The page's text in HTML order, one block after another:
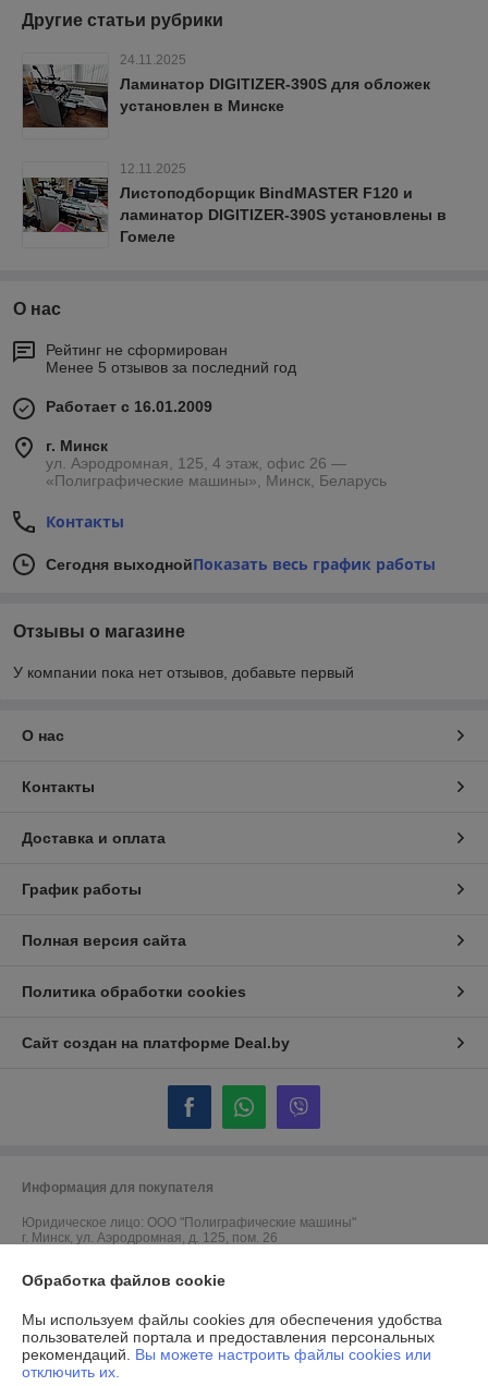
Другие статьи рубрики
24.11.2025
Ламинатор DIGITIZER-390S для обложек
установлен в Минске
12.11.2025
Листоподборщик BindMASTER F120 и
ламинатор DIGITIZER-390S установлены в
Гомеле
О нас
Рейтинг не сформирован
Менее 5 отзывов за последний год
Работает с 16.01.2009
г. Минск
ул. Аэродромная, 125, 4 этаж, офис 26 —
«Полиграфические машины», Минск, Беларусь
Контакты
Сегодня выходнойПоказать весь график работы
Отзывы о магазине
У компании пока нет отзывов, добавьте первый
О нас
Контакты
Доставка и оплата
График работы
Полная версия сайта
Политика обработки cookies
Сайт создан на платформе Deal.by
Информация для покупателя
Юридическое лицо: ООО "Полиграфические машины"
г. Минск, ул. Аэродромная, д. 125, пом. 26
Регистрационный номер ЕГР: 190453138
Регистрационный орган: Минский городской исполнительный комитет
Дата регистрации компании: 29.05.2003
Обработка файлов cookie
Мы используем файлы cookies для обеспечения удобства
пользователей портала и предоставления персональных
рекомендаций. Вы можете настроить файлы cookies или
отключить их.